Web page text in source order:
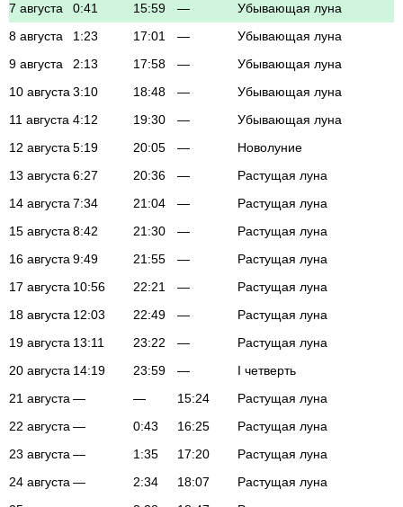
7 августа
0:41 15:59 —
Убывающая луна
8 августа
1:23 17:01 —
Убывающая луна
9 августа
2:13 17:58 —
Убывающая луна
10 августа 3:10 18:48 —
Убывающая луна
11 августа 4:12 19:30 —
Убывающая луна
12 августа 5:19 20:05 —
Новолуние
13 августа 6:27 20:36 —
Растущая луна
14 августа 7:34 21:04 —
Растущая луна
15 августа 8:42 21:30 —
Растущая луна
16 августа 9:49 21:55 —
Растущая луна
17 августа 10:56 22:21 —
Растущая луна
18 августа 12:03 22:49 —
Растущая луна
19 августа 13:11 23:22 —
Растущая луна
20 августа 14:19 23:59 —
I четверть
21 августа — — 15:24
Растущая луна
22 августа — 0:43 16:25
Растущая луна
23 августа — 1:35 17:20
Растущая луна
24 августа — 2:34 18:07
Растущая луна